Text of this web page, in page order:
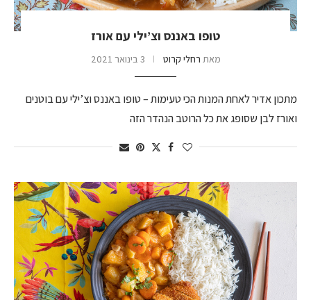
טופו באננס וצ’ילי עם אורז
מאת רחלי קרוט 3 בינואר 2021
מתכון אדיר לאחת המנות הכי טעימות – טופו באננס וצ’ילי עם בוטנים
ואורז לבן שסופג את כל הרוטב הנהדר הזה